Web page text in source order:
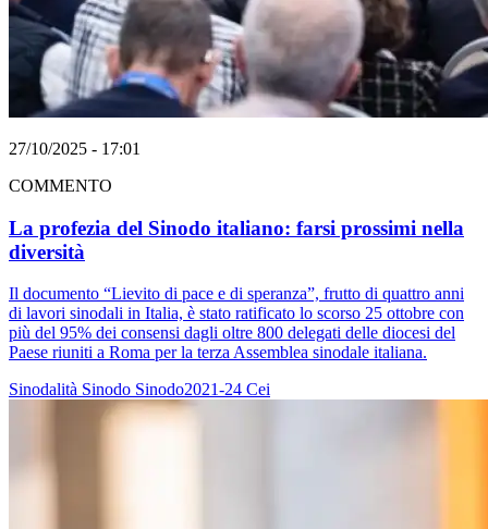
27/10/2025 - 17:01
COMMENTO
La profezia del Sinodo italiano: farsi prossimi nella
diversità
Il documento “Lievito di pace e di speranza”, frutto di quattro anni
di lavori sinodali in Italia, è stato ratificato lo scorso 25 ottobre con
più del 95% dei consensi dagli oltre 800 delegati delle diocesi del
Paese riuniti a Roma per la terza Assemblea sinodale italiana.
Sinodalità Sinodo Sinodo2021-24 Cei